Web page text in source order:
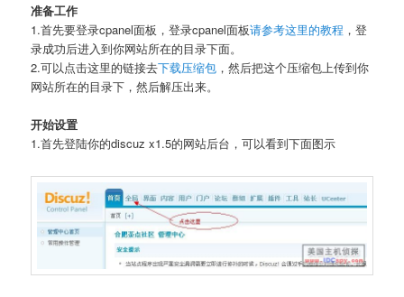
准备工作
1.首先要登录cpanel面板，登录cpanel面板请参考这里的教程 ，登
录成功后进入到你网站所在的目录下面。
2.可以点击这里的链接去下载压缩包 ，然后把这个压缩包上传到你
网站所在的目录下，然后解压出来。
开始设置
1.首先登陆你的discuz x1.5的网站后台，可以看到下面图示